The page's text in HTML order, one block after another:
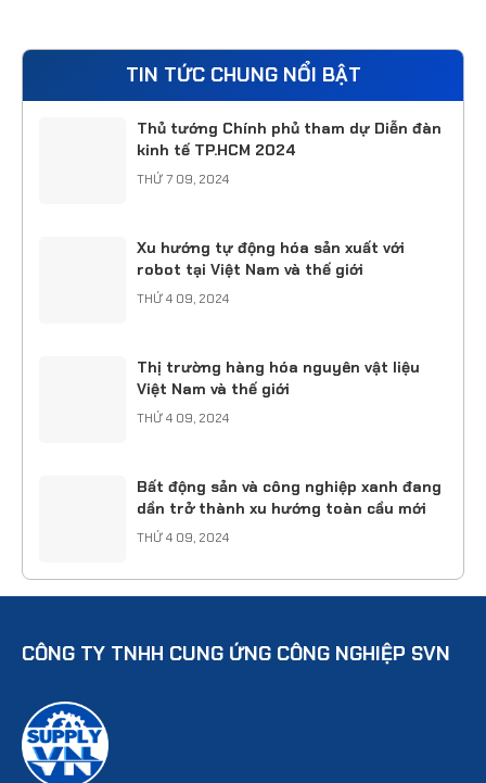
TIN TỨC CHUNG NỔI BẬT
Thủ tướng Chính phủ tham dự Diễn đàn
kinh tế TP.HCM 2024
THỨ 7 09, 2024
Xu hướng tự động hóa sản xuất với
robot tại Việt Nam và thế giới
THỨ 4 09, 2024
Thị trường hàng hóa nguyên vật liệu
Việt Nam và thế giới
THỨ 4 09, 2024
Bất động sản và công nghiệp xanh đang
dần trở thành xu hướng toàn cầu mới
THỨ 4 09, 2024
CÔNG TY TNHH CUNG ỨNG CÔNG NGHIỆP SVN